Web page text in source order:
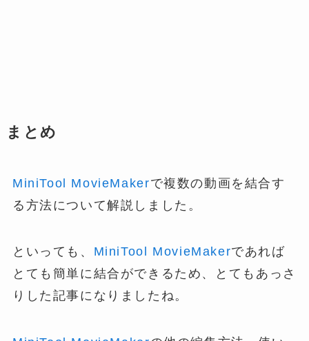
まとめ
MiniTool MovieMakerで複数の動画を結合す
る方法について解説しました。
といっても、 MiniTool MovieMakerであれば
とても簡単に結合ができるため、とてもあっさ
りした記事になりましたね。